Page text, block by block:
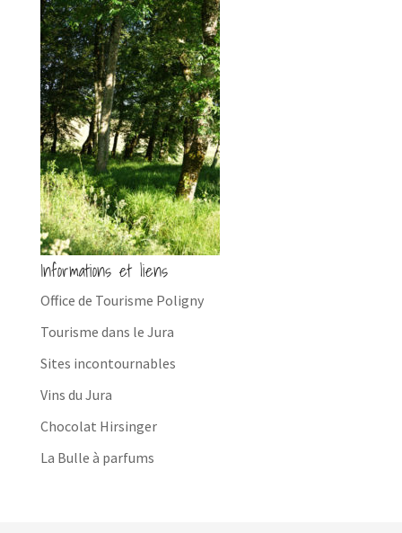
Informations et liens
Office de Tourisme Poligny
Tourisme dans le Jura
Sites incontournables
Vins du Jura
Chocolat Hirsinger
La Bulle à parfums